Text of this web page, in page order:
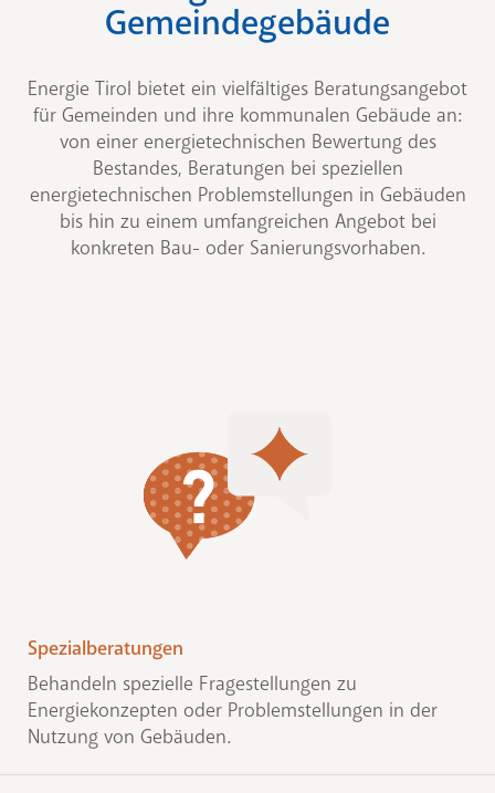
Gemeindegebäude
Energie Tirol bietet ein vielfältiges Beratungsangebot
für Gemeinden und ihre kommunalen Gebäude an:
von einer energietechnischen Bewertung des
Bestandes, Beratungen bei speziellen
energietechnischen Problemstellungen in Gebäuden
bis hin zu einem umfangreichen Angebot bei
konkreten Bau- oder Sanierungsvorhaben.
Spezialberatungen
Behandeln spezielle Fragestellungen zu
Energiekonzepten oder Problemstellungen in der
Nutzung von Gebäuden.